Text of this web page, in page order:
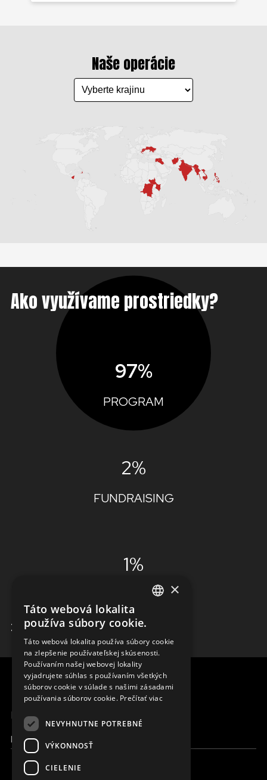
Naše operácie
Ako využívame prostriedky?
97%
PROGRAM
2%
FUNDRAISING
1%
ADMINISTRÁCIA
ZISTIŤ VIAC
MENU
Moja Magna
CZECH
FRENCH
×
Táto webová lokalita
používa súbory cookie.
Táto webová lokalita používa súbory cookie
na zlepšenie používateľskej skúsenosti.
Používaním našej webovej lokality
vyjadrujete súhlas s používaním všetkých
súborov cookie v súlade s našimi zásadami
používania súborov cookie. Prečítať viac
NEVYHNUTNE POTREBNÉ
VÝKONNOSŤ
CIELENIE